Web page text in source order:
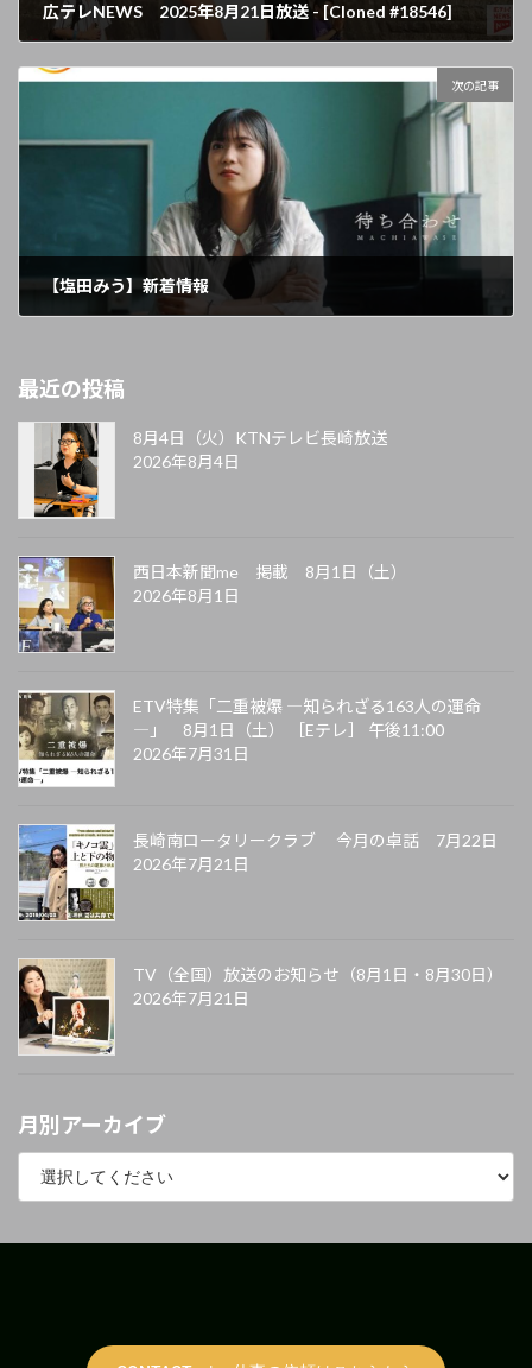
広テレNEWS 2025年8月21日放送 - [Cloned #18546]
次の記事
【塩田みう】新着情報
最近の投稿
8月4日（火）KTNテレビ長崎放送
2026年8月4日
西日本新聞me 掲載 8月1日（土）
2026年8月1日
ETV特集「二重被爆 ―知られざる163人の運命
―」 8月1日（土） ［Eテレ］ 午後11:00
2026年7月31日
長崎南ロータリークラブ 今月の卓話 7月22日
2026年7月21日
TV（全国）放送のお知らせ（8月1日・8月30日）
2026年7月21日
月別アーカイブ